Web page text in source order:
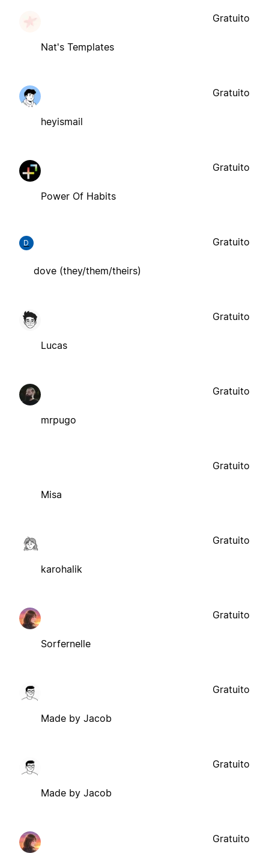
Nat's Templates
Gratuito
heyismail
Gratuito
Power Of Habits
Gratuito
D
dove (they/them/theirs)
Gratuito
Lucas
Gratuito
mrpugo
Gratuito
Misa
Gratuito
karohalik
Gratuito
Sorfernelle
Gratuito
Made by Jacob
Gratuito
Made by Jacob
Gratuito
Gratuito